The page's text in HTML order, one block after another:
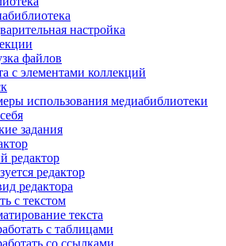
настройка
файлов
с элементами коллекций
использования медиабиблиотеки
задания
редактор
редактор
редактора
с текстом
текста
с таблицами
со ссылками